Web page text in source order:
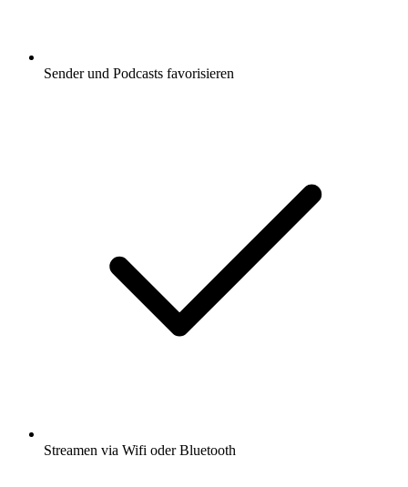
Sender und Podcasts favorisieren
Streamen via Wifi oder Bluetooth